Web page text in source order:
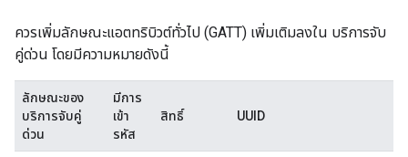
ควรเพิ่มลักษณะแอตทริบิวต์ทั่วไป (GATT) เพิ่มเติมลงใน บริการจับ
คู่ด่วน โดยมีความหมายดังนี้
ลักษณะของ
บริการจับคู่
ด่วน
มีการ
เข้า
รหัส
สิทธิ์ UUID